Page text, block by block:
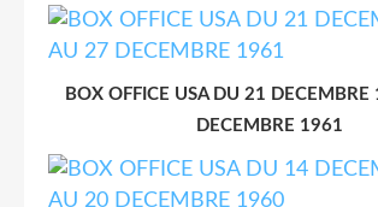
BOX OFFICE USA DU 21
DECEMBRE 1961